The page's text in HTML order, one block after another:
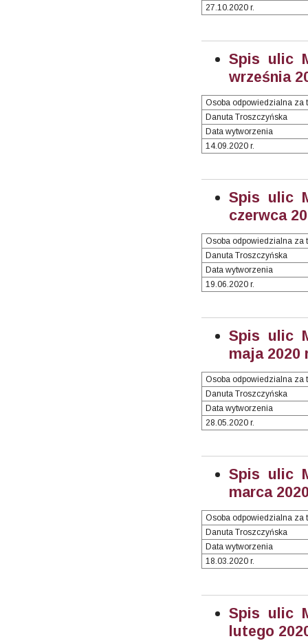
27.10.2020 r.
Spis ulic
września
Osoba odpowiedzialna za
Danuta Troszczyńska
Data wytworzenia
14.09.2020 r.
Spis ulic
czerwca
Osoba odpowiedzialna za
Danuta Troszczyńska
Data wytworzenia
19.06.2020 r.
Spis ulic
maja 2020
Osoba odpowiedzialna za
Danuta Troszczyńska
Data wytworzenia
28.05.2020 r.
Spis ulic
marca
Osoba odpowiedzialna za
Danuta Troszczyńska
Data wytworzenia
18.03.2020 r.
Spis ulic
lutego